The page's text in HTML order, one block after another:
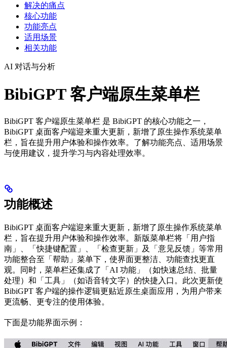
解决的痛点
核心功能
功能亮点
适用场景
相关功能
AI 对话与分析
BibiGPT 客户端原生菜单栏
BibiGPT 客户端原生菜单栏 是 BibiGPT 的核心功能之一，
BibiGPT 桌面客户端迎来重大更新，新增了原生操作系统菜单
栏，旨在提升用户体验和操作效率。了解功能亮点、适用场景
与使用建议，提升学习与内容处理效率。
功能概述
BibiGPT 桌面客户端迎来重大更新，新增了原生操作系统菜单
栏，旨在提升用户体验和操作效率。新版菜单栏将「用户指
南」、「快捷键配置」、「检查更新」及「意见反馈」等常用
功能整合至「帮助」菜单下，使界面更整洁、功能查找更直
观。同时，菜单栏还集成了「AI 功能」（如快速总结、批量
处理）和「工具」（如语音转文字）的快捷入口。此次更新使
BibiGPT 客户端的操作逻辑更贴近原生桌面应用，为用户带来
更流畅、更专注的使用体验。
下面是功能界面示例：